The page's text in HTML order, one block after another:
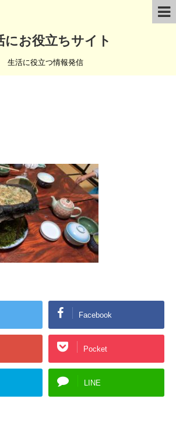
にお役立ちサイト
生活に役立つ情報発信
Facebook
Pocket
LINE